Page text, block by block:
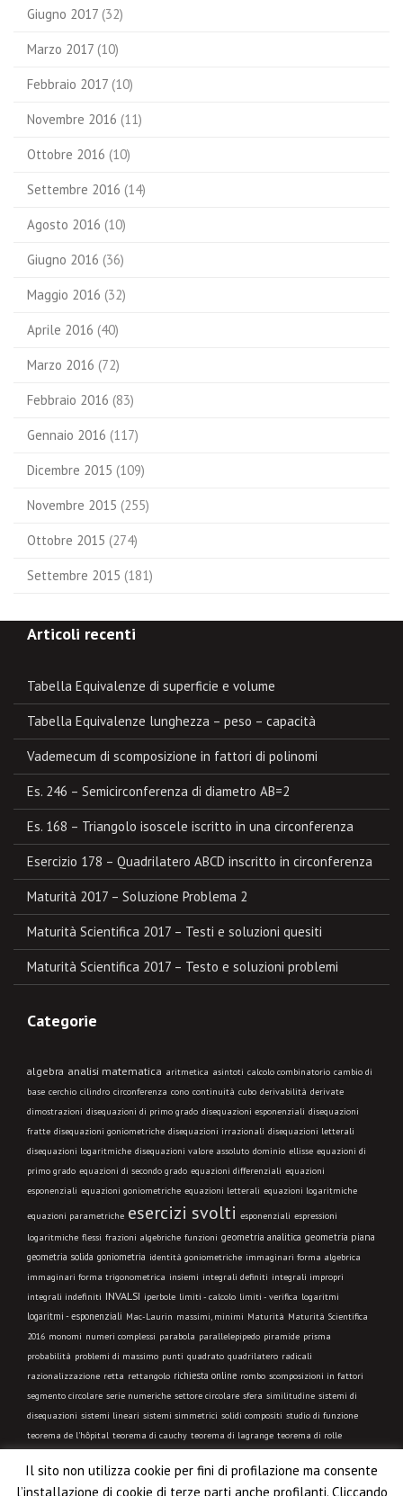
Giugno 2017 (32)
Marzo 2017 (10)
Febbraio 2017 (10)
Novembre 2016 (11)
Ottobre 2016 (10)
Settembre 2016 (14)
Agosto 2016 (10)
Giugno 2016 (36)
Maggio 2016 (32)
Aprile 2016 (40)
Marzo 2016 (72)
Febbraio 2016 (83)
Gennaio 2016 (117)
Dicembre 2015 (109)
Novembre 2015 (255)
Ottobre 2015 (274)
Settembre 2015 (181)
Articoli recenti
Tabella Equivalenze di superficie e volume
Tabella Equivalenze lunghezza – peso – capacità
Vademecum di scomposizione in fattori di polinomi
Es. 246 – Semicirconferenza di diametro AB=2
Es. 168 – Triangolo isoscele iscritto in una circonferenza
Esercizio 178 – Quadrilatero ABCD inscritto in circonferenza
Maturità 2017 – Soluzione Problema 2
Maturità Scientifica 2017 – Testi e soluzioni quesiti
Maturità Scientifica 2017 – Testo e soluzioni problemi
Categorie
algebra analisi matematica aritmetica asintoti calcolo combinatorio cambio di
base cerchio cilindro circonferenza cono continuità cubo derivabilità derivate
dimostrazioni disequazioni di primo grado disequazioni esponenziali disequazioni
fratte disequazioni goniometriche disequazioni irrazionali disequazioni letterali
disequazioni logaritmiche disequazioni valore assoluto dominio ellisse equazioni di
primo grado equazioni di secondo grado equazioni differenziali equazioni
esponenziali equazioni goniometriche equazioni letterali equazioni logaritmiche
equazioni parametriche esercizi svolti esponenziali espressioni
logaritmiche flessi frazioni algebriche funzioni geometria analitica geometria piana
geometria solida goniometria identità goniometriche immaginari forma algebrica
immaginari forma trigonometrica insiemi integrali definiti integrali impropri
integrali indefiniti INVALSI iperbole limiti - calcolo limiti - verifica logaritmi
logaritmi - esponenziali Mac-Laurin massimi, minimi Maturità Maturità Scientifica
2016 monomi numeri complessi parabola parallelepipedo piramide prisma
probabilità problemi di massimo punti quadrato quadrilatero radicali
razionalizzazione retta rettangolo richiesta online rombo scomposizioni in fattori
segmento circolare serie numeriche settore circolare sfera similitudine sistemi di
disequazioni sistemi lineari sistemi simmetrici solidi compositi studio di funzione
teorema de l'hôpital teorema di cauchy teorema di lagrange teorema di rolle
qualsiasi
triangolo rettangolo trigonometria VIDEO LEZIONE
Il sito non utilizza cookie per fini di profilazione ma consente
l’installazione di cookie di terze parti anche profilanti. Cliccando